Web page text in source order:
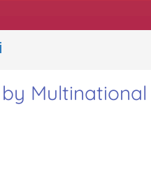
Multinational